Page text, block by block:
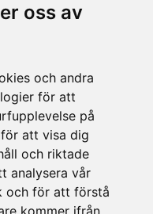
oss av
och andra
för att
på
att visa dig
och riktade
analysera vår
och för att förstå
kommer ifrån.
varit ett av
▪ Caps Me ▪
Hom ▪ Kilner ▪
de Vie ▪ Mason
and Kengsington ▪
▪ Style de Vie ▪